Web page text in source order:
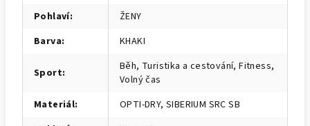
Pohlaví:
ŽENY
Barva: KHAKI
Sport:
Běh, Turistika a cestování, Fitness,
Volný čas
Materiál:
OPTI-DRY, SIBERIUM SRC SB